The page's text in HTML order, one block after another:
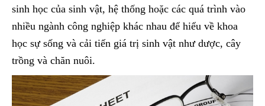
sinh học của sinh vật, hệ thống hoặc các quá trình vào
nhiều ngành công nghiệp khác nhau để hiểu về khoa
học sự sống và cải tiến giá trị sinh vật như dược, cây
trồng và chăn nuôi.